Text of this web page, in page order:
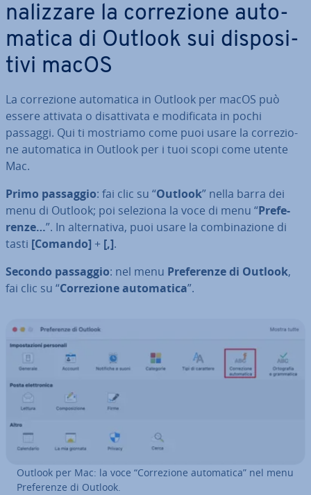
na­liz­za­re la cor­re­zio­ne au­to­
ma­ti­ca di Outlook sui di­spo­si­
ti­vi macOS
La cor­re­zio­ne au­to­ma­ti­ca in Outlook per macOS può
essere attivata o di­sat­ti­va­ta e mo­di­fi­ca­ta in pochi
passaggi. Qui ti mostriamo come puoi usare la cor­re­zio­
ne au­to­ma­ti­ca in Outlook per i tuoi scopi come utente
Mac.
Primo passaggio: fai clic su “Outlook” nella barra dei
menu di Outlook; poi seleziona la voce di menu “Pre­fe­
ren­ze…”. In al­ter­na­ti­va, puoi usare la com­bi­na­zio­ne di
tasti [Comando] + [,].
Secondo passaggio: nel menu Pre­fe­ren­ze di Outlook,
fai clic su “Cor­re­zio­ne au­to­ma­ti­ca”.
Outlook per Mac: la voce “Cor­re­zio­ne au­to­ma­ti­ca” nel menu
Pre­fe­ren­ze di Outlook.